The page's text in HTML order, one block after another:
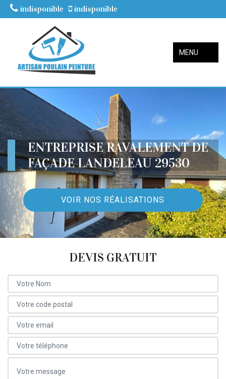
indisponible indisponible
MENU
ENTREPRISE RAVALEMENT DE
FAÇADE LANDELEAU 29530
VOIR NOS RÉALISATIONS
DEVIS GRATUIT